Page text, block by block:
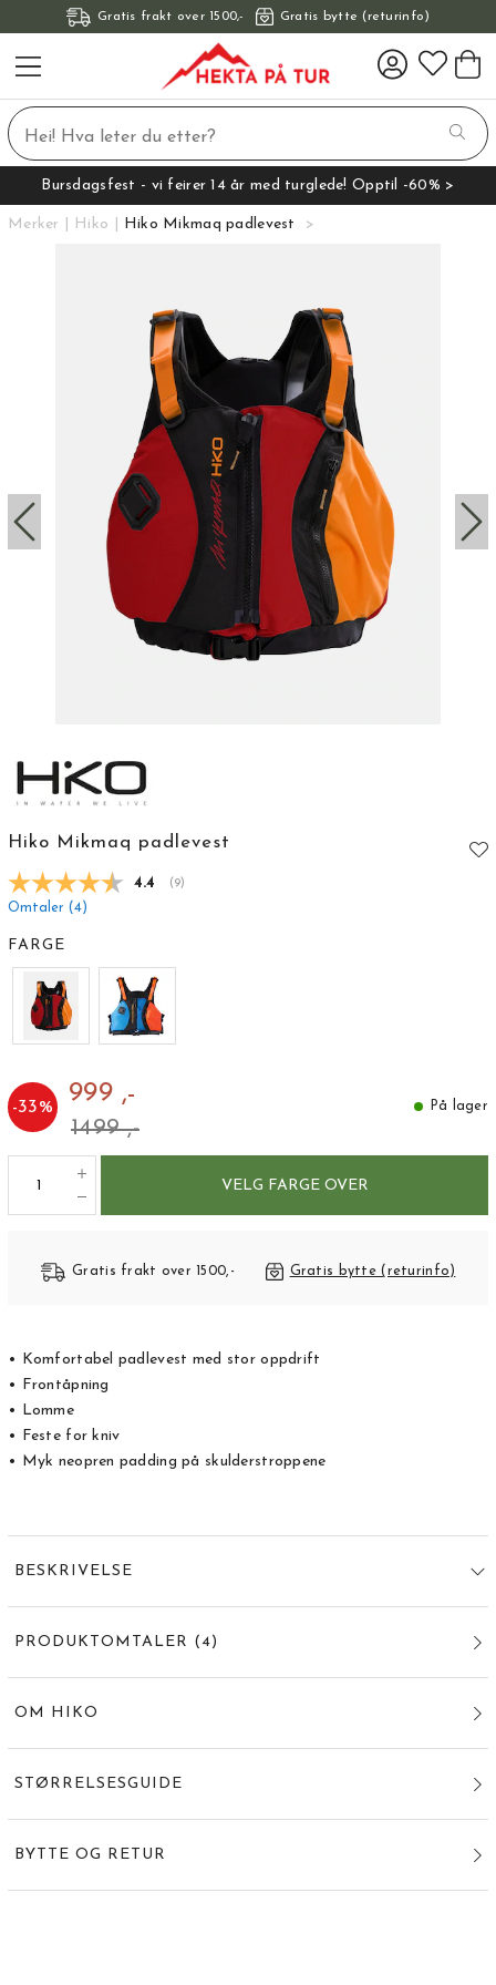
Gratis frakt over 1500,- Gratis bytte (returinfo)
Bursdagsfest - vi feirer 14 år med turglede! Opptil -60% >
Merker Hiko Hiko Mikmaq padlevest
Hiko Mikmaq padlevest
Gjennomsnittskarakter:
4.4 (stemmer:
9)
Omtaler (4)
FARGE
-33% 999 ,-
1499 ,-
På lager
VELG FARGE OVER
Gratis frakt over 1500,- Gratis bytte (returinfo)
• Komfortabel padlevest med stor oppdrift
• Frontåpning
• Lomme
• Feste for kniv
• Myk neopren padding på skulderstroppene
BESKRIVELSE
PRODUKTOMTALER (4)
OM HIKO
STØRRELSESGUIDE
BYTTE OG RETUR